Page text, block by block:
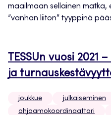
maailmaan sellainen
”vanhan liiton” tyyppinä
TESSUn vuosi 2021
ja
joukkue julkaiseminen
ohjaamokoordinaattori